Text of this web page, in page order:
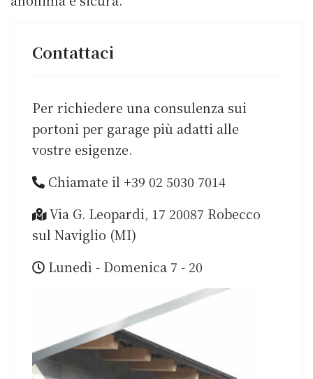
Contattaci
Per richiedere una consulenza sui
portoni per garage più adatti alle
vostre esigenze.
Chiamate il +39 02 5030 7014
Via G. Leopardi, 17 20087 Robecco
sul Naviglio (MI)
Lunedì - Domenica 7 - 20